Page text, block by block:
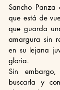
Sancho
que está de
que guarda
amargura sin
en su lejana
gloria.
Sin
buscarla y